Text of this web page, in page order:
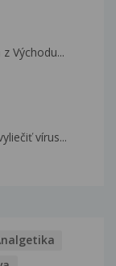
Východu...
vírus...